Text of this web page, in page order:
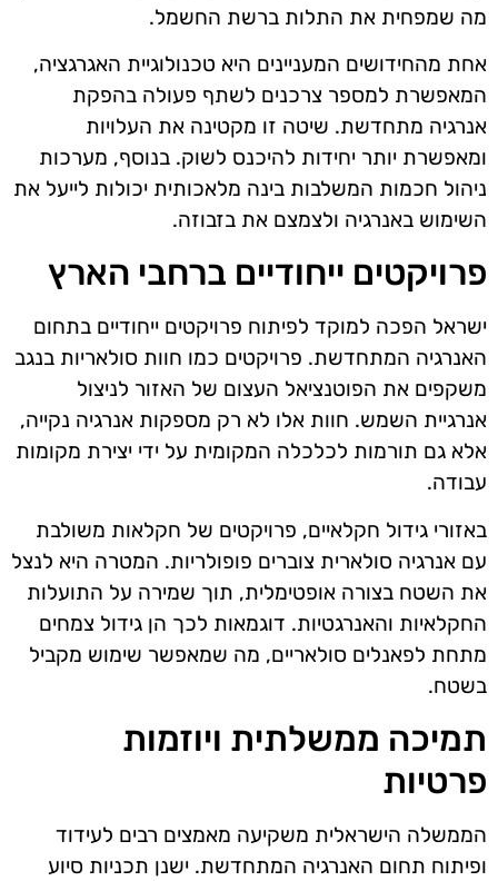
מה שמפחית את התלות ברשת החשמל.
אחת מהחידושים המעניינים היא טכנולוגיית האגרגציה,
המאפשרת למספר צרכנים לשתף פעולה בהפקת
אנרגיה מתחדשת. שיטה זו מקטינה את העלויות
ומאפשרת יותר יחידות להיכנס לשוק. בנוסף, מערכות
ניהול חכמות המשלבות בינה מלאכותית יכולות לייעל את
השימוש באנרגיה ולצמצם את בזבוזה.
פרויקטים ייחודיים ברחבי הארץ
ישראל הפכה למוקד לפיתוח פרויקטים ייחודיים בתחום
האנרגיה המתחדשת. פרויקטים כמו חוות סולאריות בנגב
משקפים את הפוטנציאל העצום של האזור לניצול
אנרגיית השמש. חוות אלו לא רק מספקות אנרגיה נקייה,
אלא גם תורמות לכלכלה המקומית על ידי יצירת מקומות
עבודה.
באזורי גידול חקלאיים, פרויקטים של חקלאות משולבת
עם אנרגיה סולארית צוברים פופולריות. המטרה היא לנצל
את השטח בצורה אופטימלית, תוך שמירה על התועלות
החקלאיות והאנרגטיות. דוגמאות לכך הן גידול צמחים
מתחת לפאנלים סולאריים, מה שמאפשר שימוש מקביל
בשטח.
תמיכה ממשלתית ויוזמות
פרטיות
הממשלה הישראלית משקיעה מאמצים רבים לעידוד
ופיתוח תחום האנרגיה המתחדשת. ישנן תכניות סיוע